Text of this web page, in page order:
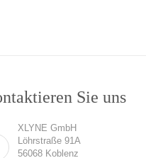
Sie uns
XLYNE GmbH
Löhrstraße 91A
56068 Koblenz